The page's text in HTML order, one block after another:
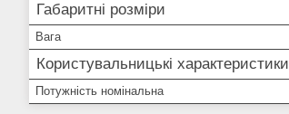
Габаритні розміри
Вага
Користувальницькі характеристики
Потужність номінальна